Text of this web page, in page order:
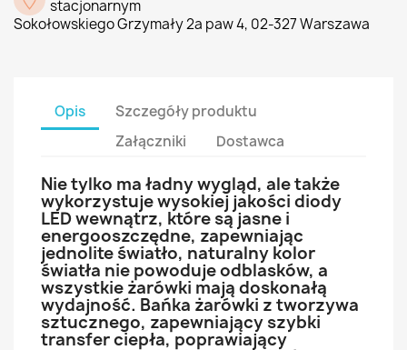
stacjonarnym
Sokołowskiego Grzymały 2a paw 4, 02-327 Warszawa
Opis
Szczegóły produktu
Załączniki
Dostawca
Nie tylko ma ładny wygląd, ale także
wykorzystuje wysokiej jakości diody
LED wewnątrz, które są jasne i
energooszczędne, zapewniając
jednolite światło, naturalny kolor
światła nie powoduje odblasków, a
wszystkie żarówki mają doskonałą
wydajność. Bańka żarówki z tworzywa
sztucznego, zapewniający szybki
transfer ciepła, poprawiający